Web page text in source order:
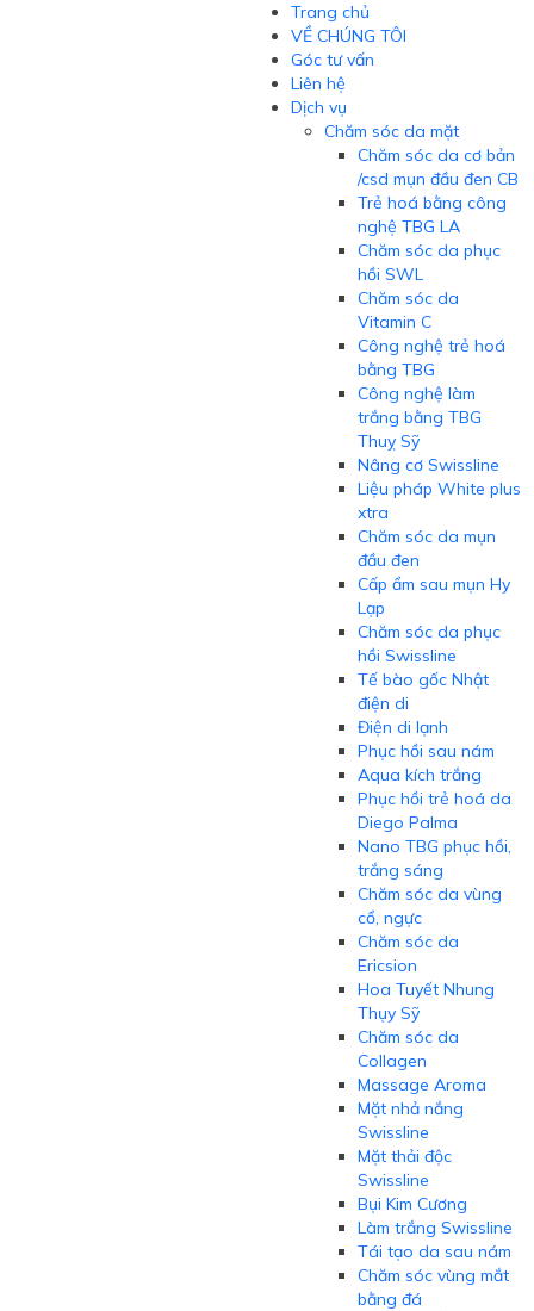
Trang chủ
VỀ CHÚNG TÔI
Góc tư vấn
Liên hệ
Dịch vụ
Chăm sóc da mặt
Chăm sóc da cơ bản
/csd mụn đầu đen CB
Trẻ hoá bằng công
nghệ TBG LA
Chăm sóc da phục
hồi SWL
Chăm sóc da
Vitamin C
Công nghệ trẻ hoá
bằng TBG
Công nghệ làm
trắng bằng TBG
Thuỵ Sỹ
Nâng cơ Swissline
Liệu pháp White plus
xtra
Chăm sóc da mụn
đầu đen
Cấp ẩm sau mụn Hy
Lạp
Chăm sóc da phục
hồi Swissline
Tế bào gốc Nhật
điện di
Điện di lạnh
Phục hồi sau nám
Aqua kích trắng
Phục hồi trẻ hoá da
Diego Palma
Nano TBG phục hồi,
trắng sáng
Chăm sóc da vùng
cổ, ngực
Chăm sóc da
Ericsion
Hoa Tuyết Nhung
Thụy Sỹ
Chăm sóc da
Collagen
Massage Aroma
Mặt nhả nắng
Swissline
Mặt thải độc
Swissline
Bụi Kim Cương
Làm trắng Swissline
Tái tạo da sau nám
Chăm sóc vùng mắt
bằng đá